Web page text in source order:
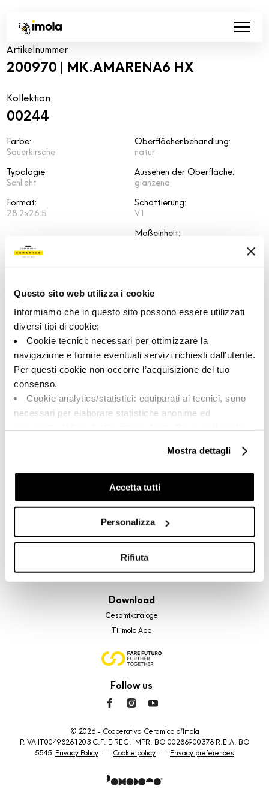
Questo sito web utilizza i cookie
Informiamo che in questo sito possono essere utilizzati
diversi tipi di cookie:
Cookie tecnici: necessari per ottimizzare la
navigazione e fornire eventuali servizi richiesti dall’utente.
Per questi cookie non occorre l’acquisizione del tuo
consenso.
Cookie analytics/statistici: equiparati ai tecnici, sono
necessari per elaborare statistiche anonime ed
Cookie di profilazione/marketing: sono utilizzati, solo
previo tuo consenso, per esaminare le tue abitudini di
navigazione e mostrarti quindi avvisi pubblicitari mirati, in
linea con le tue preferenze.
cookie di profilazione, selezionando uno dei bottoni sotto
riportati. Puoi avere maggiori dettagli visionando
l’Informativa estesa cookie. La chiusura del presente
banner comporterà il permanere dei soli cookie tecnici ed
comunque modificare le tue scelte in qualsiasi momento,
accedendo al link presente nel footer.
Mostra dettagli
Accetta tutti
Personalizza
Rifiuta
Artikelnummer
200970 | MK.AMARENA6 HX
Kollektion
00244
Farbe:
Sauerkirsche
Typologie:
Schlicht
Format:
28.2x26.5
Oberflächenbehandlung:
natur
Aussehen der Oberfläche:
glänzend
Schattierung:
V1
Maßeinheit:
Share:
Tel: +39 0542 601601
Imola
Su di noi
Faq
Kontakt
Verkaufsstellen
Download
Gesamtkataloge
Ti imolo App
Follow us
© 2026 - Cooperativa Ceramica d’Imola
P.IVA IT00498281203 C.F. E REG. IMPR. BO 00286900378 R.E.A. BO
5545 Privacy Policy — Cookie policy — Privacy preferences